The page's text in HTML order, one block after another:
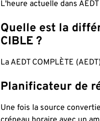
L'heure actuelle dans
Quelle est la
CIBLE ?
La AEDT COMPLÈTE
Planificateur de
Une fois la source